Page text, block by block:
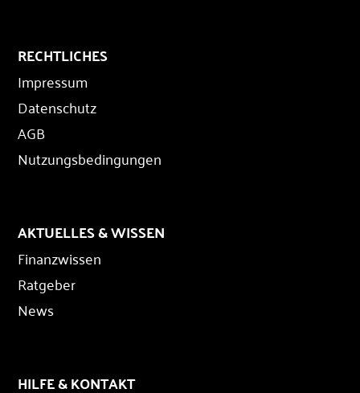
RECHTLICHES
Impressum
Datenschutz
AGB
Nutzungsbedingungen
AKTUELLES & WISSEN
Finanzwissen
Ratgeber
News
HILFE & KONTAKT